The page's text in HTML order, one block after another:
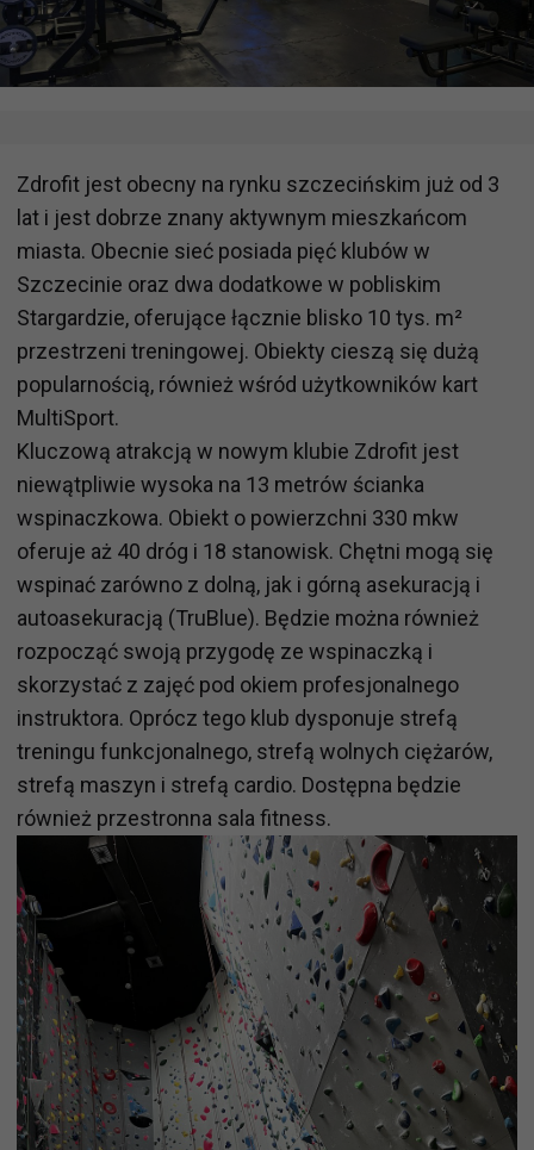
Zdrofit jest obecny na rynku szczecińskim już od 3
lat i jest dobrze znany aktywnym mieszkańcom
miasta. Obecnie sieć posiada pięć klubów w
Szczecinie oraz dwa dodatkowe w pobliskim
Stargardzie, oferujące łącznie blisko 10 tys. m²
przestrzeni treningowej. Obiekty cieszą się dużą
popularnością, również wśród użytkowników kart
MultiSport.
Kluczową atrakcją w nowym klubie Zdrofit jest
niewątpliwie wysoka na 13 metrów ścianka
wspinaczkowa. Obiekt o powierzchni 330 mkw
oferuje aż 40 dróg i 18 stanowisk. Chętni mogą się
wspinać zarówno z dolną, jak i górną asekuracją i
autoasekuracją (TruBlue). Będzie można również
rozpocząć swoją przygodę ze wspinaczką i
skorzystać z zajęć pod okiem profesjonalnego
instruktora. Oprócz tego klub dysponuje strefą
treningu funkcjonalnego, strefą wolnych ciężarów,
strefą maszyn i strefą cardio. Dostępna będzie
również przestronna sala fitness.